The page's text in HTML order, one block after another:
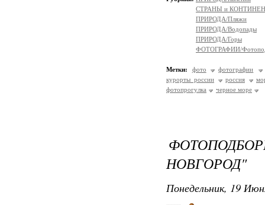
СТРАНЫ и
ПРИРОДА/Пляжи
ПРИРОДА/Водопады
ПРИРОДА/Горы
ФОТОГРАФИИ/
Метки: фото
фотографии
курорты россии
россия
фотопрогулка
черное море
НОВГОРОД"
Понедельник, 19